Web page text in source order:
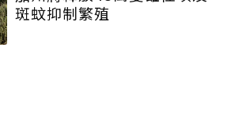
斑蚊抑制繁殖